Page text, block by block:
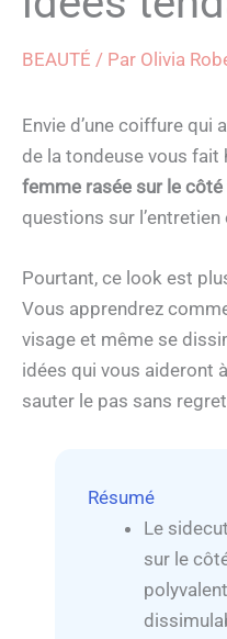
BEAUTÉ / Par Olivia
Envie d’une coiffure qui
de la tondeuse vous fait
femme rasée sur le côté
questions sur
Pourtant, ce look est
Vous apprendrez
visage et même se
idées qui vous aideront
sauter le pas sans
Résumé
Le
sur le